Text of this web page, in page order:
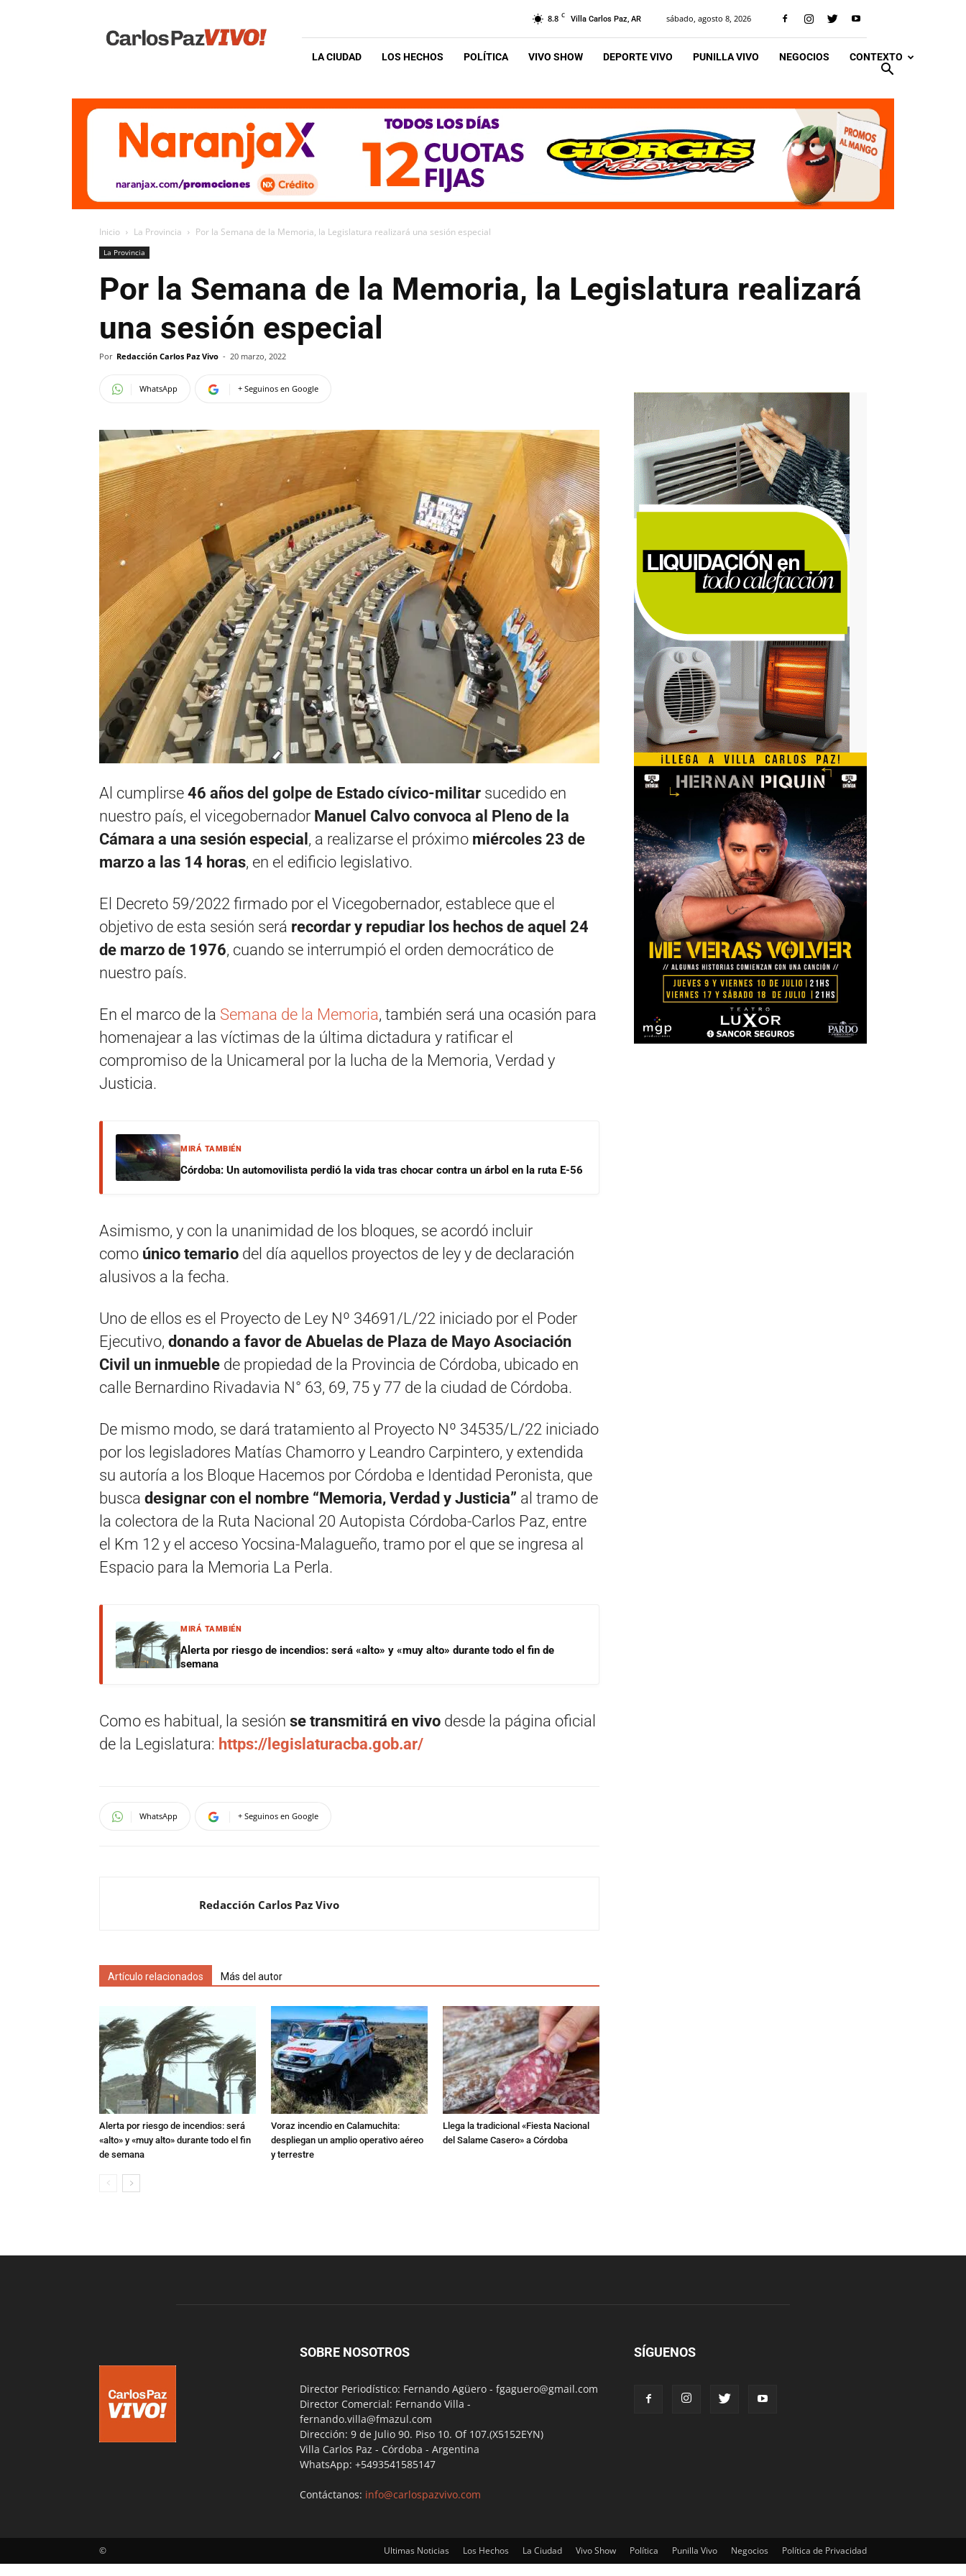
Vivo
8.8 C Villa Carlos Paz, AR sábado, agosto 8, 2026
LA CIUDAD LOS HECHOS POLÍTICA VIVO SHOW DEPORTE VIVO PUNILLA VIVO NEGOCIOS CONTEXTO
Inicio La Provincia Por la Semana de la Memoria, la Legislatura realizará una sesión especial
La Provincia
Por la Semana de la Memoria, la Legislatura realizará
una sesión especial
Por Redacción Carlos Paz Vivo - 20 marzo, 2022
WhatsApp + Seguinos en Google
Al cumplirse 46 años del golpe de Estado cívico-militar sucedido en
nuestro país, el vicegobernador Manuel Calvo convoca al Pleno de la
Cámara a una sesión especial , a realizarse el próximo miércoles 23 de
marzo a las 14 horas, en el edificio legislativo.
El Decreto 59/2022 firmado por el Vicegobernador, establece que el
objetivo de esta sesión será recordar y repudiar los hechos de aquel 24
de marzo de 1976, cuando se interrumpió el orden democrático de
nuestro país.
En el marco de la Semana de la Memoria, también será una ocasión para
homenajear a las víctimas de la última dictadura y ratificar el
compromiso de la Unicameral por la lucha de la Memoria, Verdad y
Justicia.
MIRÁ TAMBIÉN
Córdoba: Un automovilista perdió la vida tras chocar contra un árbol en la ruta E-56
Asimismo, y con la unanimidad de los bloques, se acordó incluir
como único temario del día aquellos proyectos de ley y de declaración
alusivos a la fecha.
Uno de ellos es el Proyecto de Ley Nº 34691/L/22 iniciado por el Poder
Ejecutivo, donando a favor de Abuelas de Plaza de Mayo Asociación
Civil un inmueble de propiedad de la Provincia de Córdoba, ubicado en
calle Bernardino Rivadavia N° 63, 69, 75 y 77 de la ciudad de Córdoba.
De mismo modo, se dará tratamiento al Proyecto Nº 34535/L/22 iniciado
por los legisladores Matías Chamorro y Leandro Carpintero, y extendida
su autoría a los Bloque Hacemos por Córdoba e Identidad Peronista, que
busca designar con el nombre “Memoria, Verdad y Justicia” al tramo de
la colectora de la Ruta Nacional 20 Autopista Córdoba-Carlos Paz, entre
el Km 12 y el acceso Yocsina-Malagueño, tramo por el que se ingresa al
Espacio para la Memoria La Perla.
MIRÁ TAMBIÉN
Alerta por riesgo de incendios: será «alto» y «muy alto» durante todo el fin de
semana
Como es habitual, la sesión se transmitirá en vivo desde la página oficial
de la Legislatura: https://legislaturacba.gob.ar/
WhatsApp + Seguinos en Google
Redacción Carlos Paz Vivo
Artículo relacionados Más del autor
Alerta por riesgo de incendios: será
«alto» y «muy alto» durante todo el fin
de semana
Voraz incendio en Calamuchita:
despliegan un amplio operativo aéreo
y terrestre
Llega la tradicional «Fiesta Nacional
del Salame Casero» a Córdoba
SOBRE NOSOTROS
Director Periodístico: Fernando Agüero - fgaguero@gmail.com
Director Comercial: Fernando Villa -
fernando.villa@fmazul.com
Dirección: 9 de Julio 90. Piso 10. Of 107.(X5152EYN)
Villa Carlos Paz - Córdoba - Argentina
WhatsApp: +5493541585147
Contáctanos: info@carlospazvivo.com
SÍGUENOS
Ultimas Noticias Los Hechos La Ciudad Vivo Show Política Punilla Vivo Negocios Política de Privacidad
©